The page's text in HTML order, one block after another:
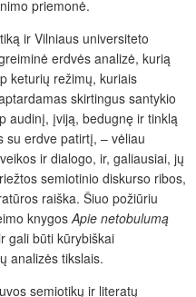
priemonė.
ir Vilniaus universiteto
erdvės analizė, kurią
keturių režimų, kuriais
skirtingus santykio
audinį, įviją, bedugnę ir tinklą
su erdve patirtį, – vėliau
ir dialogo, ir, galiausiai, jų
semiotinio diskurso ribos,
raiška. Šiuo požiūriu
knygosApie netobulumą
gali būti kūrybiškai
analizės tikslais.
semiotikų ir literatų